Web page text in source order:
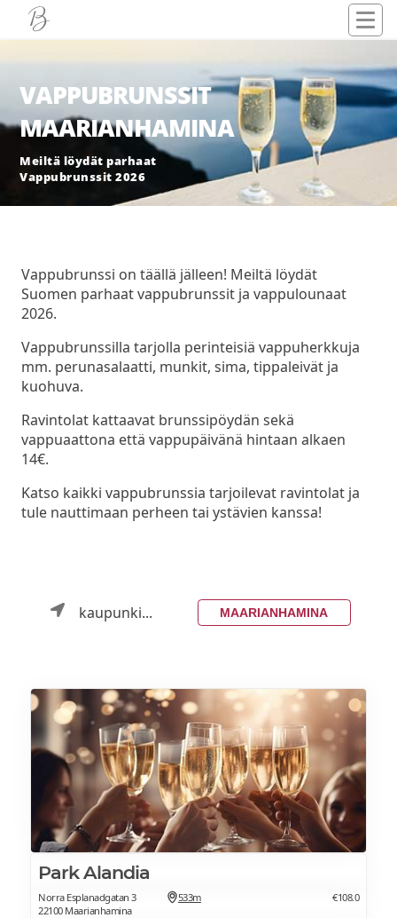
VAPPUBRUNSSIT
MAARIANHAMINA
Meiltä löydät parhaat
Vappubrunssit 2026
Vappubrunssi on täällä jälleen! Meiltä löydät
Suomen parhaat vappubrunssit ja vappulounaat
2026.
Vappubrunssilla tarjolla perinteisiä vappuherkkuja
mm. perunasalaatti, munkit, sima, tippaleivät ja
kuohuva.
Ravintolat kattaavat brunssipöydän sekä
vappuaattona että vappupäivänä hintaan alkaen
14€.
Katso kaikki vappubrunssia tarjoilevat ravintolat ja
tule nauttimaan perheen tai ystävien kanssa!
kaupunki... MAARIANHAMINA
Park Alandia
Norra Esplanadgatan 3
22100 Maarianhamina
533m €108.0